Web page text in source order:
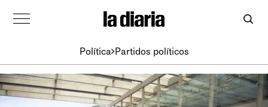
Política Partidos políticos